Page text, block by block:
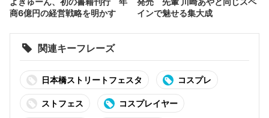
商6億円の経営戦略を明かす
インで魅せる集大成
関連キーフレーズ
日本橋ストリートフェスタ コスプレ
ストフェス コスプレイヤー